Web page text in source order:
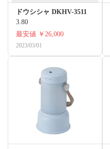
ドウシシャ DKHV-3511
3.80
最安値 ￥26,000
2023/03/01